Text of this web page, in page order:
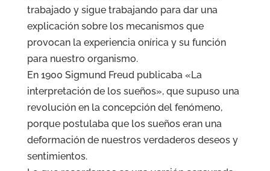
trabajado y sigue trabajando para dar una
explicación sobre los mecanismos que
provocan la experiencia onírica y su función
para nuestro organismo.
En 1900 Sigmund Freud publicaba «La
interpretación de los sueños», que supuso una
revolución en la concepción del fenómeno,
porque postulaba que los sueños eran una
deformación de nuestros verdaderos deseos y
sentimientos.